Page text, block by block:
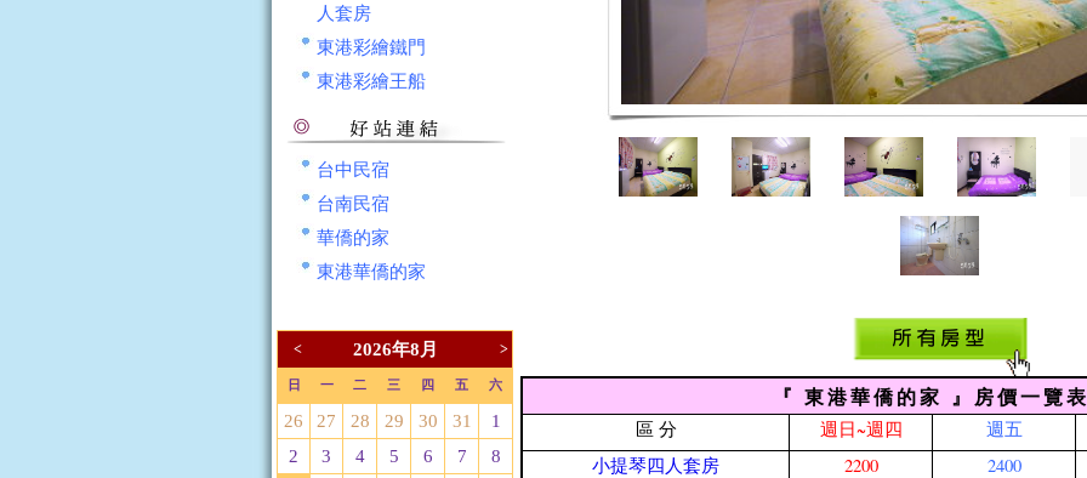
人套房
東港彩繪鐵門
東港彩繪王船
台中民宿
台南民宿
華僑的家
東港華僑的家
< 2026年8月 >
日 一 二 三 四 五 六
26 27 28 29 30 31
1
2
3 4 5 6 7
8
『 東港華僑的家 』房價一覽
區 分 週日~週四
週五
小提琴四人套房
2200
2400